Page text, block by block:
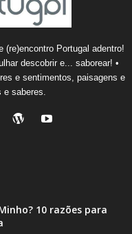
(re)encontro Portugal adentro!
descobrir e... saborear! •
e sentimentos, paisagens e
e saberes.
10 razões para